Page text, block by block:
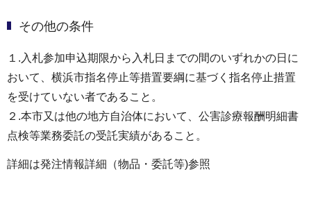
その他の条件
１.入札参加申込期限から入札日までの間のいずれかの日に
おいて、横浜市指名停止等措置要綱に基づく指名停止措置
を受けていない者であること。
２.本市又は他の地方自治体において、公害診療報酬明細書
点検等業務委託の受託実績があること。
詳細は発注情報詳細（物品・委託等)参照